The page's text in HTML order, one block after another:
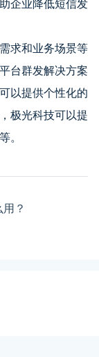
求和业务场景等
台群发解决方案
以提供个性化的
极光科技可以提
。
？